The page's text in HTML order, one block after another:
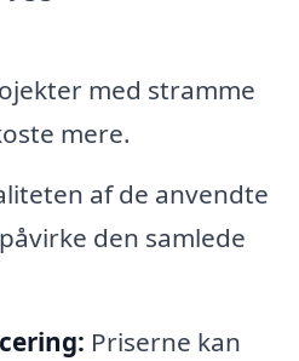
med stramme
mere.
af de anvendte
den samlede
Priserne kan